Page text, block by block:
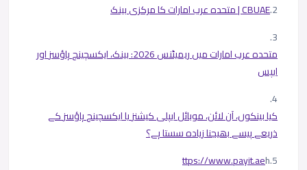
2.
CBUAE | متحدہعرباماراتکامرکزیبینک
3.
متحدہعرباماراتمیںریمیٹنس2026: بینک،ایکسچینجہاؤسزاور
ایپس
4.
کیابینکوں،آنلائن،موبائلایپلیکیشنزیاایکسچینجہاؤسزکے
ذریعےپیسےبھیجنازیادہسستاہے؟
5.
h
ttps://www.payit.ae